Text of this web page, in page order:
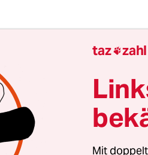
Milliarden Jahren
weitere 5 Milliarden
die Sonne
langen
aus Perspektive der
vorzeitigen Auslöschung
taz 
Mit